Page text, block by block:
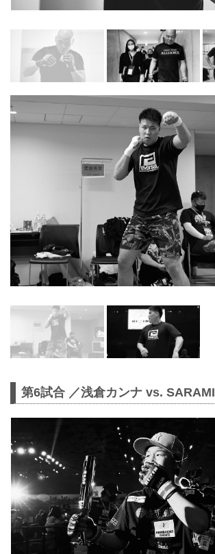
第6試合 ／浅倉カンナ vs. SARAMI